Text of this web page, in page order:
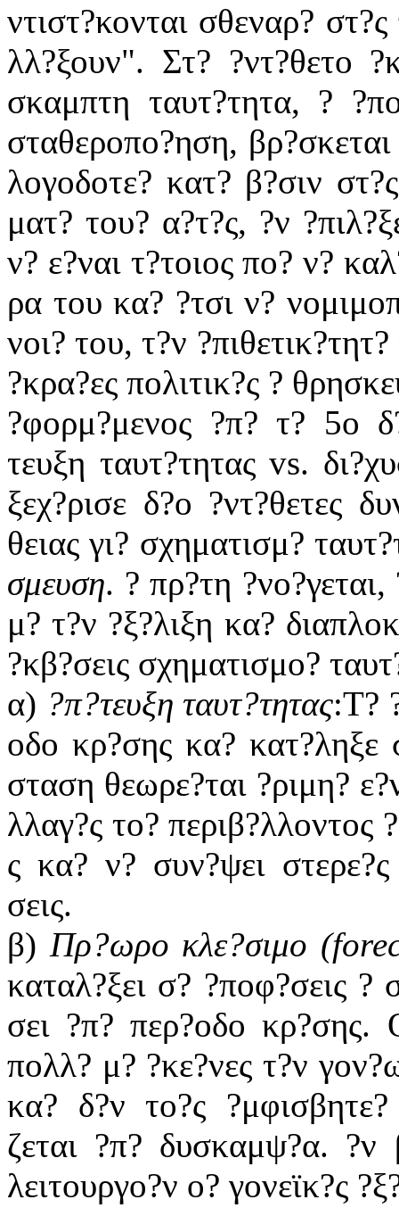
ντιστ?κονται σθεναρ?
λλ?ξουν". Στ? ?ντ?θετο
σκαμπτη ταυτ?τητα, ?
σταθεροπο?ηση,
λογοδοτε? κατ? β?σιν
ματ? του? α?τ?ς, ?ν
ν? ε?ναι τ?τοιος πο? ν?
ρα του κα? ?τσι ν?
νοι? του, τ?ν
?κρα?ες πολιτικ?ς ?
?φορμ?μενος ?π? τ? 5ο
τευξη ταυτ?τητας vs.
ξεχ?ρισε δ?ο ?ντ?θετες
θειας γι? σχηματισμ?
σμευση. ? πρ?τη ?νο?γεται,
μ? τ?ν ?ξ?λιξη κα?
?κβ?σεις σχηματισμο?
α) ?π?τευξη ταυτ?τητας:Τ?
οδο κρ?σης κα?
σταση θεωρε?ται ?ριμη?
λλαγ?ς το? περιβ?λλοντος
ς κα? ν? συν?ψει
σεις.
β) Πρ?ωρο κλε?σιμο (
καταλ?ξει σ? ?ποφ?σεις ?
σει ?π? περ?οδο κρ?σης.
πολλ? μ? ?κε?νες τ?ν
κα? δ?ν το?ς
ζεται ?π? δυσκαμψ?α. ?ν
λειτουργο?ν ο? γονεϊκ?ς